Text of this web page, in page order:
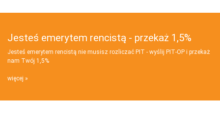
Jesteś emerytem rencistą - przekaż 1,5%
Jesteś emerytem rencistą nie musisz rozliczać PIT - wyślij PIT‑OP i przekaż
nam Twój 1,5%
więcej